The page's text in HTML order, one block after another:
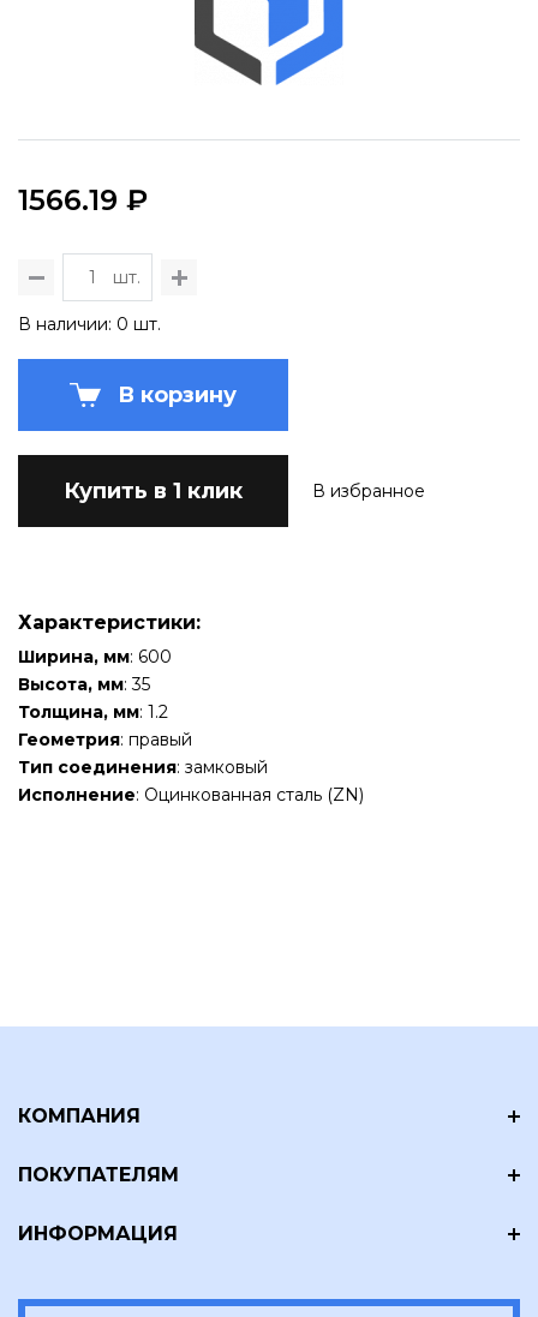
1566.19 ₽
шт.
В наличии: 0 шт.
В корзину
Купить в 1 клик В избранное
Характеристики:
Ширина, мм: 600
Высота, мм: 35
Толщина, мм: 1.2
Геометрия: правый
Тип соединения: замковый
Исполнение: Оцинкованная сталь (ZN)
КОМПАНИЯ
ПОКУПАТЕЛЯМ
ИНФОРМАЦИЯ